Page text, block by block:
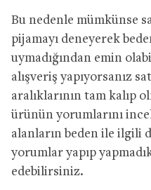
Bu nedenle mümkünse
pijamayı deneyerek
uymadığından emin
alışveriş yapıyorsanız
aralıklarının tam kalıp
ürünün yorumlarını
alanların beden ile ilgili
yorumlar yapıp
edebilirsiniz.